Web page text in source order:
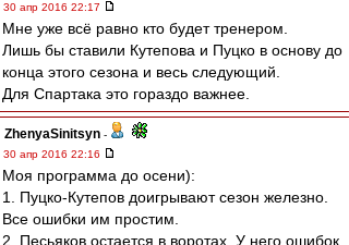
30 апр 2016 22:17
Мне уже всё равно кто будет тренером.
Лишь бы ставили Кутепова и Пуцко в основу до
конца этого сезона и весь следующий.
Для Спартака это гораздо важнее.
ZhenyaSinitsyn -
30 апр 2016 22:16
Моя программа до осени):
1. Пуцко-Кутепов доигрывают сезон железно.
Все ошибки им простим.
2. Песьяков остается в воротах. У него ошибок